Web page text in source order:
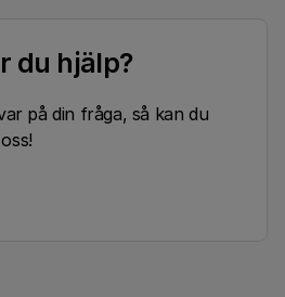
du hjälp?
på din fråga, så kan du